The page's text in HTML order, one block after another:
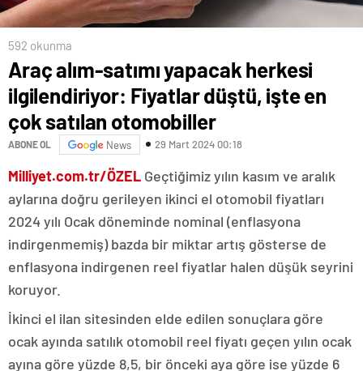
592 okunma
Araç alım-satımı yapacak herkesi
ilgilendiriyor: Fiyatlar düştü, işte en
çok satılan otomobiller
ABONE OL News 29 Mart 2024 00:18
Milliyet.com.tr/ÖZEL Geçtiğimiz yılın kasım ve aralık
aylarına doğru gerileyen ikinci el otomobil fiyatları
2024 yılı Ocak döneminde nominal (enflasyona
indirgenmemiş) bazda bir miktar artış gösterse de
enflasyona indirgenen reel fiyatlar halen düşük seyrini
koruyor.
İkinci el ilan sitesinden elde edilen sonuçlara göre
ocak ayında satılık otomobil reel fiyatı geçen yılın ocak
ayına göre yüzde 8,5, bir önceki aya göre ise yüzde 6